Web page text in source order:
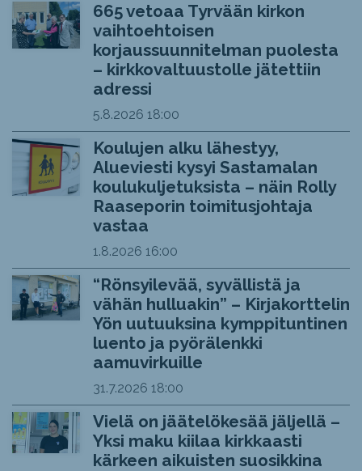
665 vetoaa Tyrvään kirkon
vaihtoehtoisen
korjaussuunnitelman puolesta
– kirkkovaltuustolle jätettiin
adressi
5.8.2026 18:00
Koulujen alku lähestyy,
Alueviesti kysyi Sastamalan
koulukuljetuksista – näin Rolly
Raaseporin toimitusjohtaja
vastaa
1.8.2026 16:00
“Rönsyilevää, syvällistä ja
vähän hulluakin” – Kirjakorttelin
Yön uutuuksina kymppituntinen
luento ja pyörälenkki
aamuvirkuille
31.7.2026 18:00
Vielä on jäätelökesää jäljellä –
Yksi maku kiilaa kirkkaasti
kärkeen aikuisten suosikkina